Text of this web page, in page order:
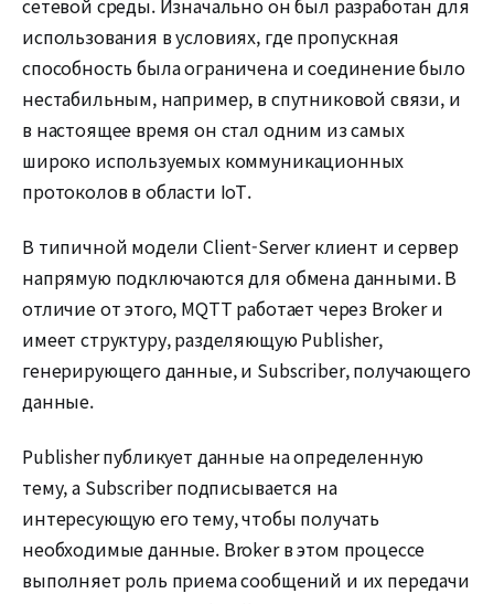
использования в условиях, где пропускная
способность была ограничена и соединение было
нестабильным, например, в спутниковой связи, и
в настоящее время он стал одним из самых
широко используемых коммуникационных
протоколов в области IoT.
В типичной модели Client-Server клиент и сервер
напрямую подключаются для обмена данными. В
отличие от этого, MQTT работает через Broker и
имеет структуру, разделяющую Publisher,
генерирующего данные, и Subscriber, получающего
данные.
Publisher публикует данные на определенную
тему, а Subscriber подписывается на
интересующую его тему, чтобы получать
необходимые данные. Broker в этом процессе
выполняет роль приема сообщений и их передачи